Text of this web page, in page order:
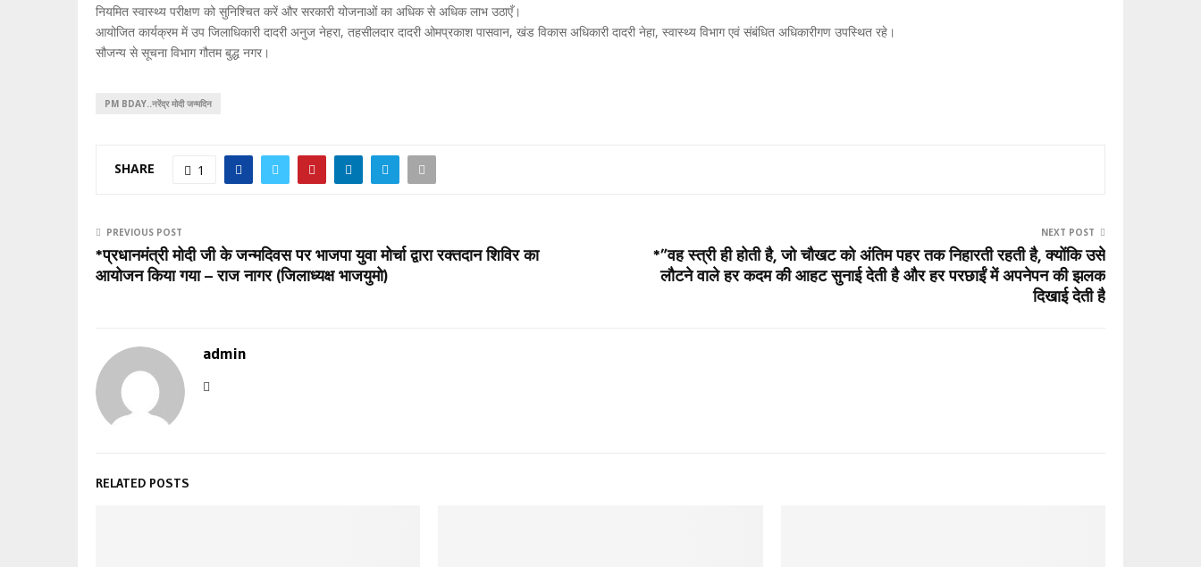
नियमित स्वास्थ्य परीक्षण को सुनिश्चित करें और सरकारी योजनाओं का अधिक से अधिक लाभ उठाएँ।
आयोजित कार्यक्रम में उप जिलाधिकारी दादरी अनुज नेहरा, तहसीलदार दादरी ओमप्रकाश पासवान, खंड विकास अधिकारी दादरी नेहा, स्वास्थ्य विभाग एवं संबंधित अधिकारीगण उपस्थित रहे।
सौजन्य से सूचना विभाग गौतम बुद्ध नगर।
PM BDAY..नरेंद्र मोदी जन्मदिन
SHARE 1
PREVIOUS POST
*प्रधानमंत्री मोदी जी के जन्मदिवस पर भाजपा युवा मोर्चा द्वारा रक्तदान शिविर का
आयोजन किया गया – राज नागर (जिलाध्यक्ष भाजयुमो)
NEXT POST
*”वह स्त्री ही होती है, जो चौखट को अंतिम पहर तक निहारती रहती है, क्योंकि उसे
लौटने वाले हर कदम की आहट सुनाई देती है और हर परछाईं में अपनेपन की झलक
दिखाई देती है
admin
RELATED POSTS